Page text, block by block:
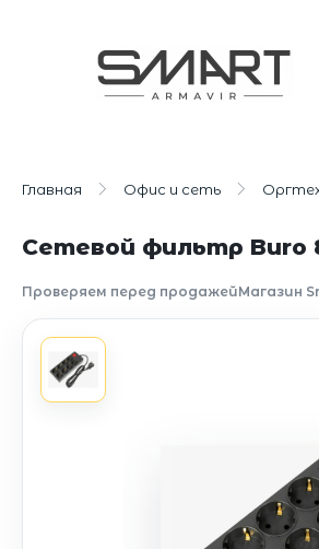
Главная Офис и сеть
Сетевой фильтр Buro
Проверяем перед продажейМагазин